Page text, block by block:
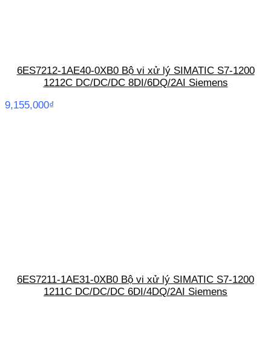
6ES7212-1AE40-0XB0 Bộ vi xử lý SIMATIC S7-1200
1212C DC/DC/DC 8DI/6DQ/2AI Siemens
9,155,000₫
6ES7211-1AE31-0XB0 Bộ vi xử lý SIMATIC S7-1200
1211C DC/DC/DC 6DI/4DQ/2AI Siemens